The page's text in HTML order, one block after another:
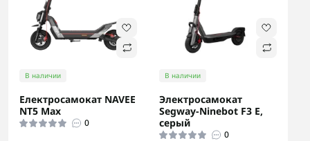
В наличии
Електросамокат NAVEE
NT5 Max
0
В наличии
Электросамокат
Segway-Ninebot F3 E,
серый
0